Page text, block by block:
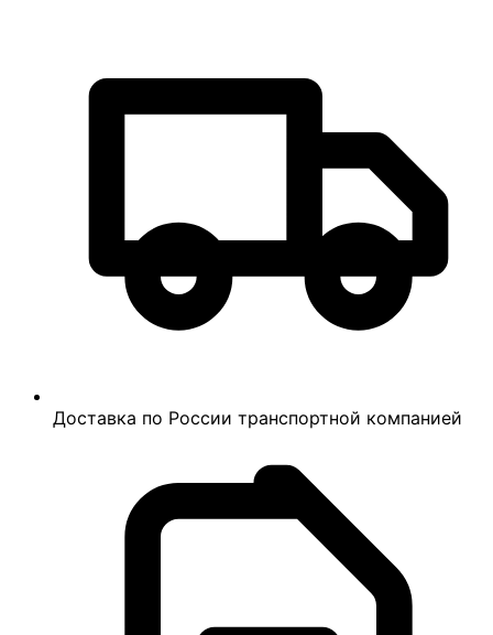
Доставка по России транспортной компанией